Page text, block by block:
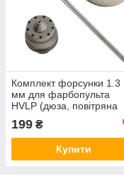
Комплект форсунки 1.3
мм для фарбопульта
HVLP (дюза, повітряна
INTERTOOL [PT-2000]
199 ₴
Купити